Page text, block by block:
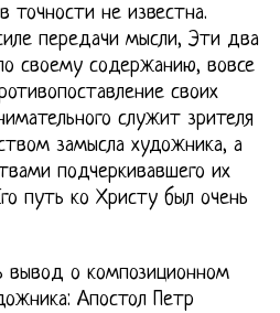
точности не известна.
передачи мысли, Эти два
своему содержанию, вовсе
своих
служит зрителя
замысла художника, а
подчеркивавшего их
путь ко Христу был очень
о композиционном
Апостол Петр